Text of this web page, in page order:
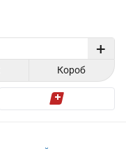
+
Короб